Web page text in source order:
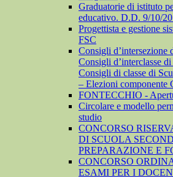
Graduatorie di istituto
educativo. D.D. 9/10/
Progettista e gestione
FSC
Consigli d’intersezione
Consigli d’interclasse
Consigli di classe di
– Elezioni componente
FONTECCHIO -
Circolare e modello
studio
CONCORSO
DI SCUOLA
PREPARAZIONE E
CONCORSO
ESAMI PER I